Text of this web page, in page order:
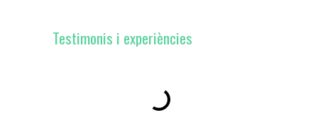
Testimonis i experiències